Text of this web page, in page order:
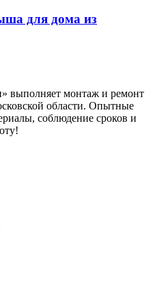
для дома из
выполняет монтаж и ремонт
области. Опытные
соблюдение сроков и